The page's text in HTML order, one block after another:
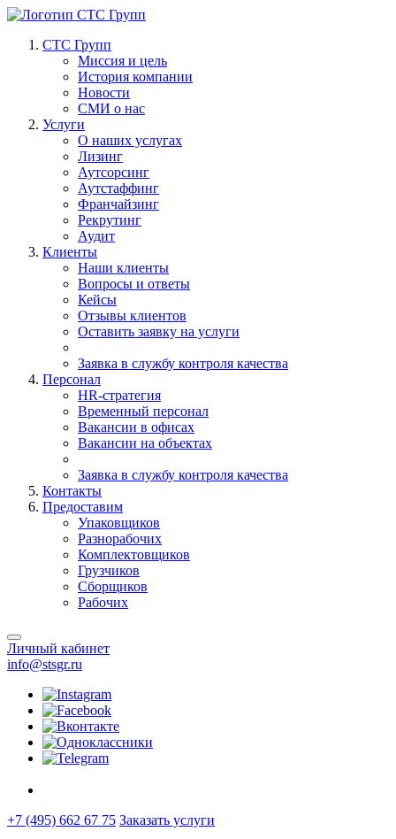
СТС Групп
Миссия и цель
История компании
Новости
СМИ о нас
Услуги
О наших услугах
Лизинг
Аутсорсинг
Аутстаффинг
Франчайзинг
Рекрутинг
Аудит
Клиенты
Наши клиенты
Вопросы и ответы
Кейсы
Отзывы клиентов
Оставить заявку на услуги
Заявка в службу контроля качества
Персонал
HR-стратегия
Временный персонал
Вакансии в офисах
Вакансии на объектах
Заявка в службу контроля качества
Контакты
Предоставим
Упаковщиков
Разнорабочих
Комплектовщиков
Грузчиков
Сборщиков
Рабочих
Личный кабинет
info@stsgr.ru
+7 (495) 662 67 75 Заказать услуги